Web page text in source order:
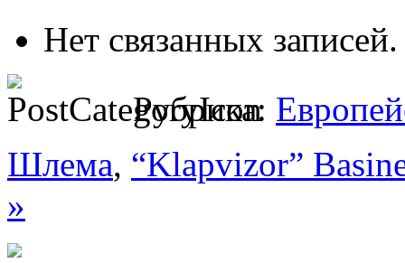
Нет связанных записей.
Рубрика:
Шлема, “Klapvizor”
»